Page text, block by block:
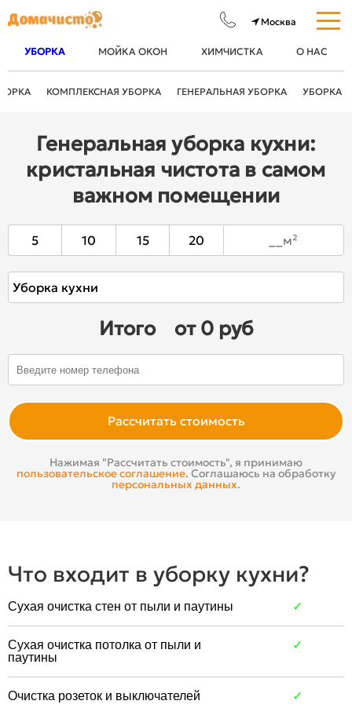
УБОРКА МОЙКА ОКОН ХИМЧИСТКА О НАС
КОМПЛЕКСНАЯ УБОРКА ГЕНЕРАЛЬНАЯ УБОРКА УБОРКА
Генеральная уборка кухни:
кристальная чистота в самом
важном помещении
5 10 15 20
Итого от 0 руб
Расcчитать стоимость
Нажимая "Рассчитать стоимость", я принимаю
пользовательское соглашение. Соглашаюсь на обработку
персональных данных.
Что входит в уборку кухни?
Сухая очистка стен от пыли и паутины ✓
Сухая очистка потолка от пыли и
паутины
✓
Очистка розеток и выключателей ✓